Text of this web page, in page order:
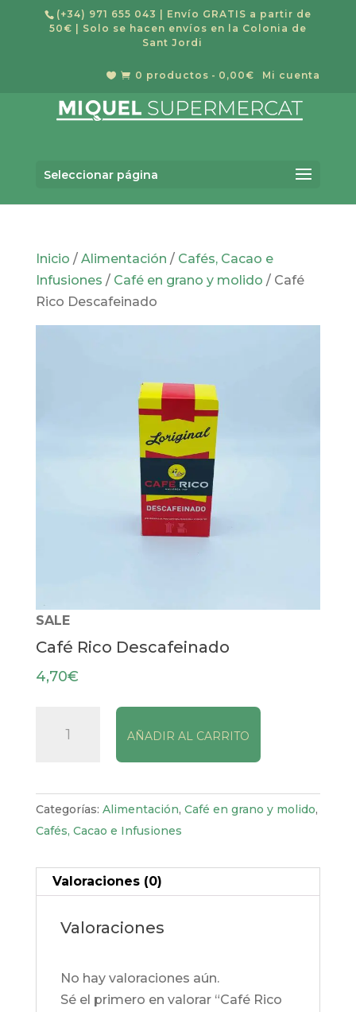
(+34) 971 655 043
| Envío GRATIS a partir de
50€ | Solo se hacen envíos en la Colonia de
Sant Jordi
Mi cuenta
  0 productos 0,00€
Seleccionar página
Inicio / Alimentación / Cafés, Cacao e
Infusiones / Café en grano y molido / Café
Rico Descafeinado
SALE
Café Rico Descafeinado
4,70€
Descafeinado
AÑADIR AL CARRITO
Categorías: Alimentación, Café en grano y molido,
Cafés, Cacao e Infusiones
Valoraciones (0)
Valoraciones
No hay valoraciones aún.
Sé el primero en valorar “Café Rico